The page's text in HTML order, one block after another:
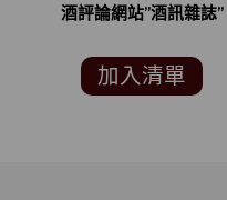
酒評論網站”酒訊雜誌”
加入清單